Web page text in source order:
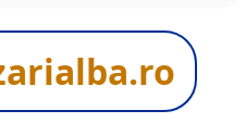
Est